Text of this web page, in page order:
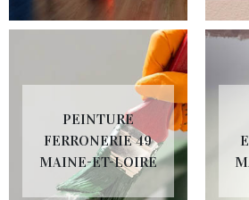
PEINTURE
FERRONERIE 49
MAINE-ET-LOIRE